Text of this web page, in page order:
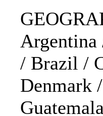
/ Brazil /
Denmark